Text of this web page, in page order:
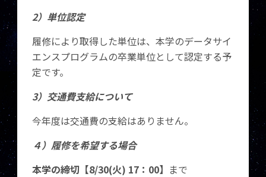
2）単位認定
履修により取得した単位は、本学のデータサイ
エンスプログラムの卒業単位として認定する予
定です。
3）交通費支給について
今年度は交通費の支給はありません。
４）履修を希望する場合
本学の締切【8/30(火) 17：00】 まで